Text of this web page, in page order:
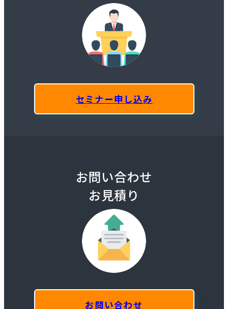
セミナー申し込み
お問い合わせ
お見積り
お問い合わせ